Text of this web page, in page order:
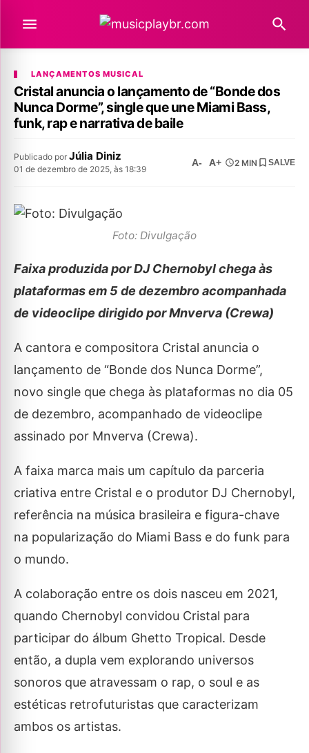
LANÇAMENTOS MUSICAL
Cristal anuncia o lançamento de “Bonde dos
Nunca Dorme”, single que une Miami Bass,
funk, rap e narrativa de baile
Publicado por Júlia Diniz
01 de dezembro de 2025, às 18:39
A- A+ 2 MIN SALVE
Foto: Divulgação
Faixa produzida por DJ Chernobyl chega às
plataformas em 5 de dezembro acompanhada
de videoclipe dirigido por Mnverva (Crewa)
A cantora e compositora Cristal anuncia o
lançamento de “Bonde dos Nunca Dorme”,
novo single que chega às plataformas no dia 05
de dezembro, acompanhado de videoclipe
assinado por Mnverva (Crewa).
A faixa marca mais um capítulo da parceria
criativa entre Cristal e o produtor DJ Chernobyl,
referência na música brasileira e figura-chave
na popularização do Miami Bass e do funk para
o mundo.
A colaboração entre os dois nasceu em 2021,
quando Chernobyl convidou Cristal para
participar do álbum Ghetto Tropical. Desde
então, a dupla vem explorando universos
sonoros que atravessam o rap, o soul e as
estéticas retrofuturistas que caracterizam
ambos os artistas.